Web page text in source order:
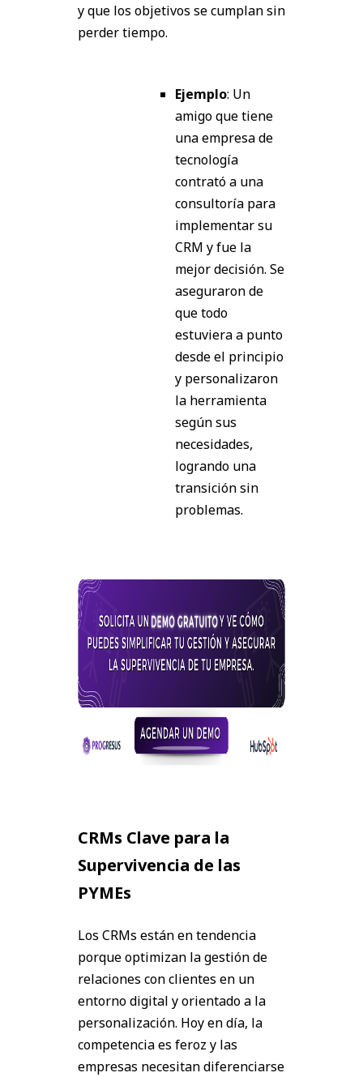
y que los objetivos se cumplan sin
perder tiempo.
Ejemplo: Un
amigo que tiene
una empresa de
tecnología
contrató a una
consultoría para
implementar su
CRM y fue la
mejor decisión. Se
aseguraron de
que todo
estuviera a punto
desde el principio
y personalizaron
la herramienta
según sus
necesidades,
logrando una
transición sin
problemas.
CRMs Clave para la
Supervivencia de las
PYMEs
Los CRMs están en tendencia
porque optimizan la gestión de
relaciones con clientes en un
entorno digital y orientado a la
personalización. Hoy en día, la
competencia es feroz y las
empresas necesitan diferenciarse